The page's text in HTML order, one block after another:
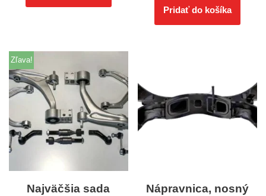
Pridať do košíka
Zľava!
Najväčšia sada
Nápravnica, nosný